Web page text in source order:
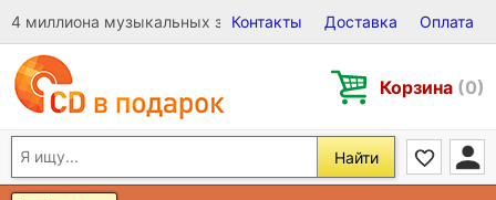
4 миллиона музыкальных записей на Виниле, CD и DVD
Контакты Доставка Оплата
Корзина (0)
Найти